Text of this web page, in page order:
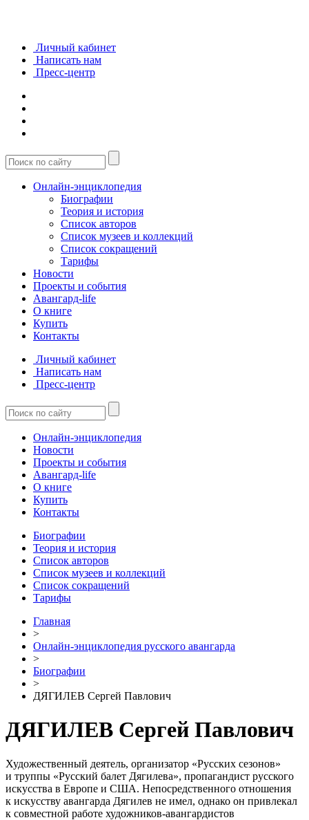
Личный кабинет
Написать нам
Пресс-центр
Онлайн-энциклопедия
Биографии
Теория и история
Список авторов
Список музеев и коллекций
Список сокращений
Тарифы
Новости
Проекты и события
Авангард-life
О книге
Купить
Контакты
Личный кабинет
Написать нам
Пресс-центр
Онлайн-энциклопедия
Новости
Проекты и события
Авангард-life
О книге
Купить
Контакты
Биографии
Теория и история
Список авторов
Список музеев и коллекций
Список сокращений
Тарифы
Главная
>
Онлайн-энциклопедия русского авангарда
>
Биографии
>
ДЯГИЛЕВ Сергей Павлович
ДЯГИЛЕВ Сергей Павлович
Художественный деятель, организатор «Русских сезонов»
и труппы «Русский балет Дягилева», пропагандист русского
искусства в Европе и США. Непосредственного отношения
к искусству авангарда Дягилев не имел, однако он привлекал
к совместной работе художников-авангардистов